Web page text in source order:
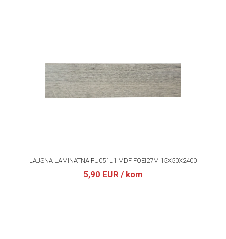
LAJSNA LAMINATNA FU051L1 MDF FOEI27M 15X50X2400
5,90 EUR / kom